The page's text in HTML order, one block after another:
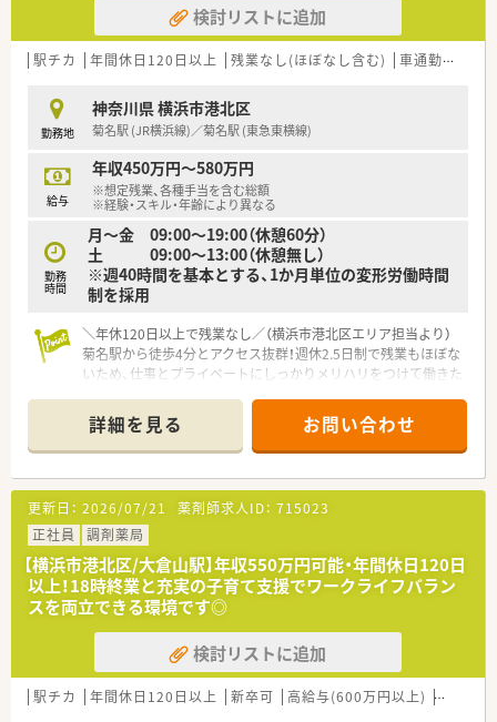
検討リストに追加
駅チカ 年間休日120日以上 残業なし(ほぼなし含む) 車通勤可
勤務地
神奈川県 横浜市港北区
菊名駅 (JR横浜線)／菊名駅 (東急東横線)
給与
年収450万円～580万円
※想定残業、各種手当を含む総額
※経験・スキル・年齢により異なる
勤務
時間
月～金 09:00～19:00（休憩60分）
土 09:00～13:00（休憩無し）
※週40時間を基本とする、1か月単位の変形労働時間
制を採用
＼年休120日以上で残業なし／（横浜市港北区エリア担当より）
菊名駅から徒歩4分とアクセス抜群！週休2.5日制で残業もほぼな
いため、仕事とプライベートにしっかりメリハリをつけて働きた
＊------------------------------------------＊
【店舗情報と応需状況について】
■菊名駅から徒歩4分の好立地にあり、近隣のクリニックから主
に内科などの処方箋を応需しています。
■処方箋枚数は1日あたり約90枚となっており、地域のかかりつ
け薬局として親しまれています。
■薬剤師は常勤3名とパート6名が在籍し、医療事務も含めたス
タッフ全員で協力し合っています。
【募集背景と求める人物像について】
■既存の常勤薬剤師の退職に伴う欠員補充のため、新しく一緒に
働いてくださる正社員を募集しています。
■調剤薬局での実務経験が3年から5年ほどあり、即戦力として
活躍できる方を求めています。
詳細を見る お問い合わせ
更新日： 2026/07/21 薬剤師求人ID： 715023
正社員
調剤薬局
【横浜市港北区/大倉山駅】年収550万円可能・年間休日120日
以上！18時終業と充実の子育て支援でワークライフバラン
スを両立できる環境です◎
検討リストに追加
駅チカ 年間休日120日以上 新卒可 高給与(600万円以上) 認定薬